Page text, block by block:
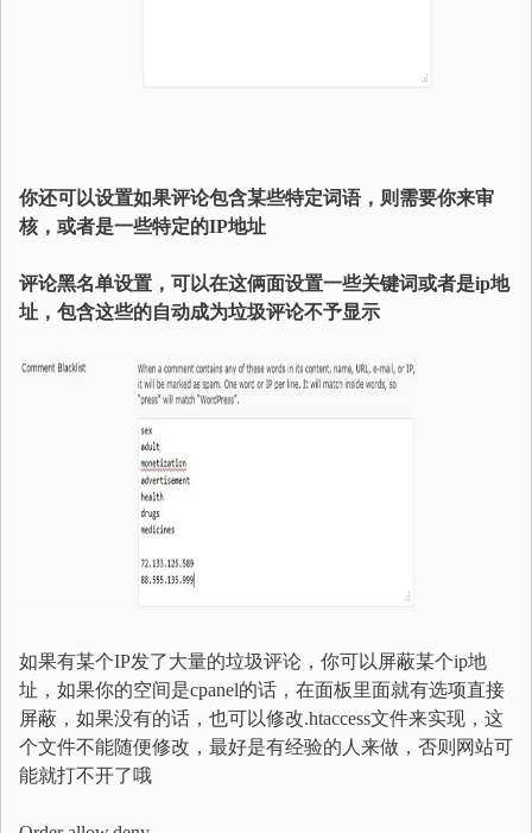
你还可以设置如果评论包含某些特定词语，则需要你来审
核，或者是一些特定的IP地址
评论黑名单设置，可以在这俩面设置一些关键词或者是ip地
址，包含这些的自动成为垃圾评论不予显示
如果有某个IP发了大量的垃圾评论，你可以屏蔽某个ip地
址，如果你的空间是cpanel的话，在面板里面就有选项直接
屏蔽，如果没有的话，也可以修改.htaccess文件来实现，这
个文件不能随便修改，最好是有经验的人来做，否则网站可
能就打不开了哦